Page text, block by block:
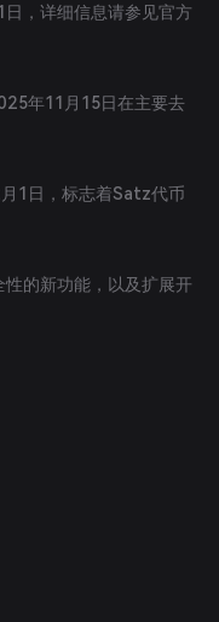
，详细信息请参见官方
年11月15日在主要去
1日，标志着Satz代币
的新功能，以及扩展开